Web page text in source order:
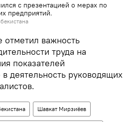
с презентацией о мерах по
предприятий.
отметил важность
труда на
показателей
деятельность руководящих
Шавкат Мирзиёев